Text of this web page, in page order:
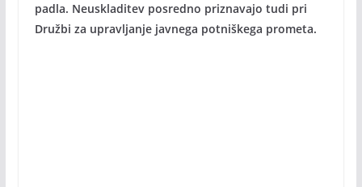
padla. Neuskladitev posredno priznavajo tudi pri
Družbi za upravljanje javnega potniškega prometa.